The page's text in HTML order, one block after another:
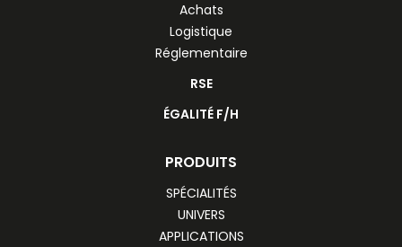
Achats
Logistique
Réglementaire
RSE
ÉGALITÉ F/H
PRODUITS
SPÉCIALITÉS
UNIVERS
APPLICATIONS